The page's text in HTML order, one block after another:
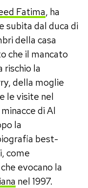
Fatima, ha
subita dal duca di
della casa
che il mancato
la
della moglie
le visite nel
di Al
la
best-
come
evocano la
nel 1997.